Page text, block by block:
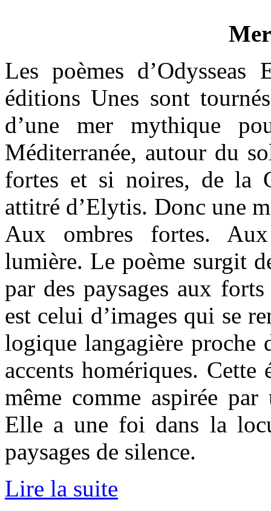
Mer
Les poèmes
éditions Unes sont
d’une mer mythique
Méditerranée, autour du
fortes et si noires, de la
attitré d’Elytis. Donc une
Aux ombres fortes.
lumière. Le poème surgit
par des paysages aux
est celui d’images qui se
logique langagière proche
accents homériques. Cette
même comme aspirée
Elle a une foi dans la
paysages de silence.
Lire la suite